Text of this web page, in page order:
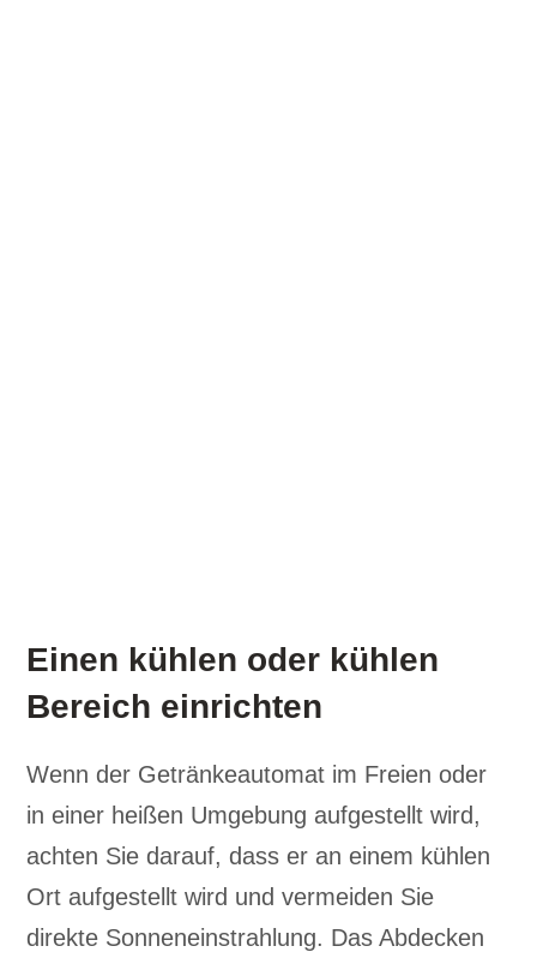
Einen kühlen oder kühlen
Bereich einrichten
Wenn der Getränkeautomat im Freien oder
in einer heißen Umgebung aufgestellt wird,
achten Sie darauf, dass er an einem kühlen
Ort aufgestellt wird und vermeiden Sie
direkte Sonneneinstrahlung. Das Abdecken